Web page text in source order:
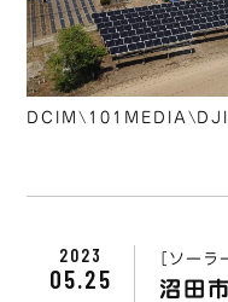
2023
05.25
［ソーラ
沼田